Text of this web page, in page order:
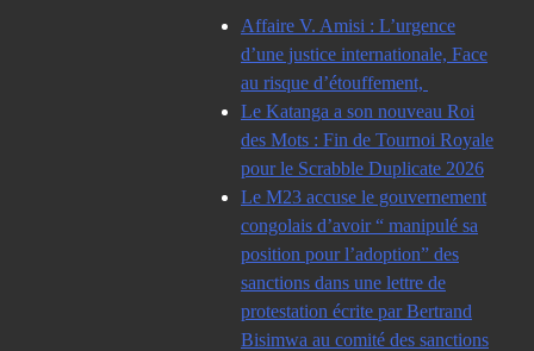
Affaire V. Amisi : L’urgence
d’une justice internationale, Face
au risque d’étouffement,
Le Katanga a son nouveau Roi
des Mots : Fin de Tournoi Royale
pour le Scrabble Duplicate 2026
Le M23 accuse le gouvernement
congolais d’avoir “ manipulé sa
position pour l’adoption” des
sanctions dans une lettre de
protestation écrite par Bertrand
Bisimwa au comité des sanctions